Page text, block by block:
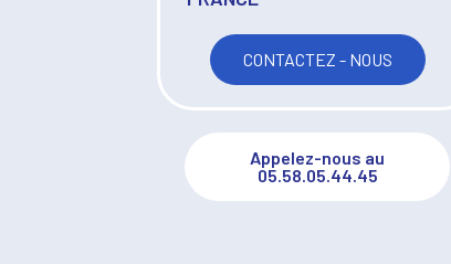
CONTACTEZ - NOUS
Appelez-nous au
05.58.05.44.45